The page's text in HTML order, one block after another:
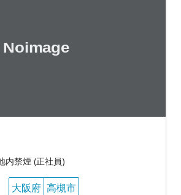
内禁煙 (正社員)
大阪府 高槻市